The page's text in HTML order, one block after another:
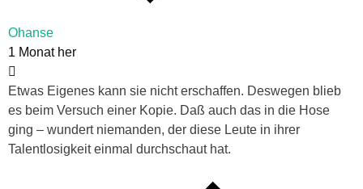
Ohanse
1 Monat her
Etwas Eigenes kann sie nicht erschaffen. Deswegen blieb
es beim Versuch einer Kopie. Daß auch das in die Hose
ging – wundert niemanden, der diese Leute in ihrer
Talentlosigkeit einmal durchschaut hat.